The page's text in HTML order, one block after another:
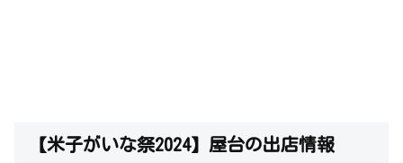
【米子がいな祭2024】屋台の出店情報